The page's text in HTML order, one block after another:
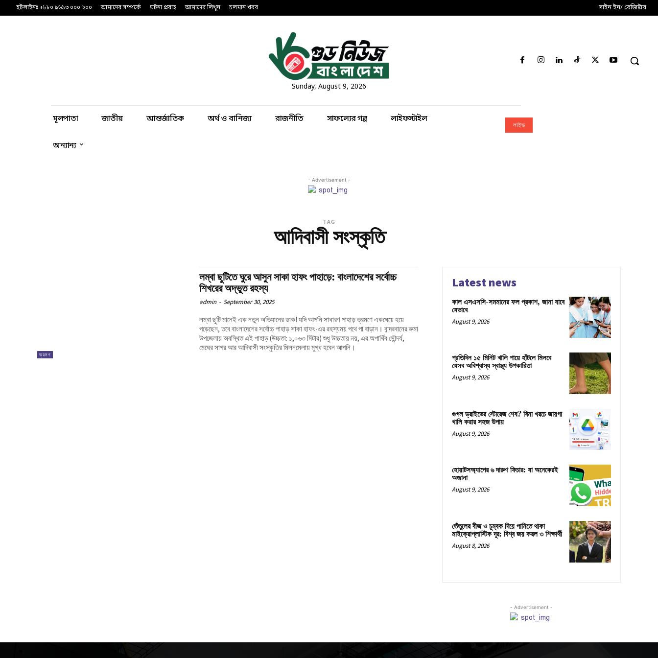
হটলাইনঃ +৮৮০ ৯৬১৩ ০০০ ২০০ আমাদের সম্পর্কে ঘটনা প্রবাহ আমাদের লিখুন চলমান খবর সাইন ইন/ রেজিষ্টার
Sunday, August 9, 2026
মূলপাতা জাতীয় আন্তর্জাতিক অর্থ ও বানিজ্য রাজনীতি সাফল্যের গল্প লাইফস্টাইল
অন্যান্য
লাইভ
- Advertisement -
TAG
আদিবাসী সংস্কৃতি
ভ্রমণ
লম্বা ছুটিতে ঘুরে আসুন সাকা হাফং পাহাড়ে: বাংলাদেশের সর্বোচ্চ
শিখরের অদ্ভুত রহস্য
admin - September 30, 2025
লম্বা ছুটি মানেই এক নতুন অভিযানের ডাক! যদি আপনি সাধারণ পাহাড় ভ্রমণে একঘেয়ে হয়ে
পড়েছেন, তবে বাংলাদেশের সর্বোচ্চ পাহাড় সাকা হাফং-এর রহস্যময় পথে পা বাড়ান। বান্দরবানের রুমা
উপজেলায় অবস্থিত এই পাহাড় (উচ্চতা: ১,০৬৩ মিটার) শুধু উচ্চতায় নয়, এর অপার্থিব সৌন্দর্য,
মেঘের সাগর আর আদিবাসী সংস্কৃতির মিলনমেলায় মুগ্ধ হবেন আপনি।
Latest news
কাল এসএসসি-সমমানের ফল প্রকাশ, জানা যাবে
যেভাবে
August 9, 2026
প্রতিদিন ১৫ মিনিট খালি পায়ে হাঁটলে মিলবে
যেসব অবিশ্বাস্য স্বাস্থ্য উপকারিতা
August 9, 2026
গুগল ড্রাইভের স্টোরেজ শেষ? বিনা খরচে জায়গা
খালি করার সহজ উপায়
August 9, 2026
হোয়াটসঅ্যাপের ৬ দারুণ ফিচার: যা অনেকেরই
অজানা
August 9, 2026
তেঁতুলের বীজ ও চুম্বক দিয়ে পানিতে থাকা
মাইক্রোপ্লাস্টিক দূর: বিশ্ব জয় করল ৩ শিক্ষার্থী
August 8, 2026
- Advertisement -